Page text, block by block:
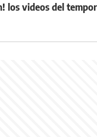
los videos del